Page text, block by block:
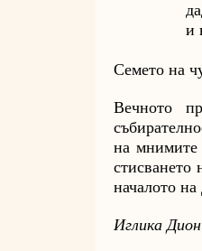
и
Семето на
Вечното
на мнимите
стисването
началото
Иглика